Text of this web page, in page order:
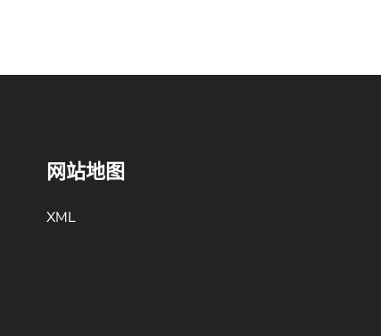
网站地图
XML